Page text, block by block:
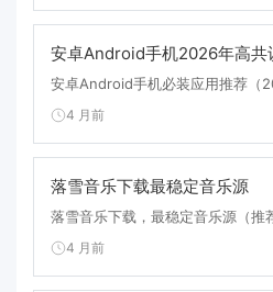
安卓Android手机2026年高共
安卓Android手机必装应用推荐（
4 月前
落雪音乐下载最稳定音乐源
落雪音乐下载，最稳定音乐源（推
4 月前